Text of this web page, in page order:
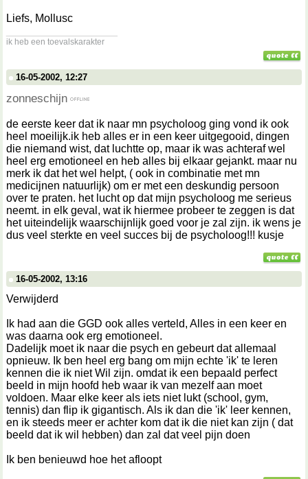
Liefs, Mollusc
ik heb een toevalskarakter
16-05-2002, 12:27
zonneschijn
de eerste keer dat ik naar mn psycholoog ging vond ik ook
heel moeilijk.ik heb alles er in een keer uitgegooid, dingen
die niemand wist, dat luchtte op, maar ik was achteraf wel
heel erg emotioneel en heb alles bij elkaar gejankt. maar nu
merk ik dat het wel helpt, ( ook in combinatie met mn
medicijnen natuurlijk) om er met een deskundig persoon
over te praten. het lucht op dat mijn psycholoog me serieus
neemt. in elk geval, wat ik hiermee probeer te zeggen is dat
het uiteindelijk waarschijnlijk goed voor je zal zijn. ik wens je
dus veel sterkte en veel succes bij de psycholoog!!! kusje
16-05-2002, 13:16
Verwijderd
Ik had aan die GGD ook alles verteld, Alles in een keer en
was daarna ook erg emotioneel.
Dadelijk moet ik naar die psych en gebeurt dat allemaal
opnieuw. Ik ben heel erg bang om mijn echte 'ik' te leren
kennen die ik niet Wil zijn. omdat ik een bepaald perfect
beeld in mijn hoofd heb waar ik van mezelf aan moet
voldoen. Maar elke keer als iets niet lukt (school, gym,
tennis) dan flip ik gigantisch. Als ik dan die 'ik' leer kennen,
en ik steeds meer er achter kom dat ik die niet kan zijn ( dat
beeld dat ik wil hebben) dan zal dat veel pijn doen
Ik ben benieuwd hoe het afloopt